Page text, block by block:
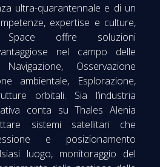
ultra-quarantennale e di un
expertise e culture,
offre soluzioni
nel campo delle
Navigazione, Osservazione
ambientale, Esplorazione,
orbitali. Sia l’industria
conta su Thales Alenia
sistemi satellitari che
e posizionamento
luogo, monitoraggio del